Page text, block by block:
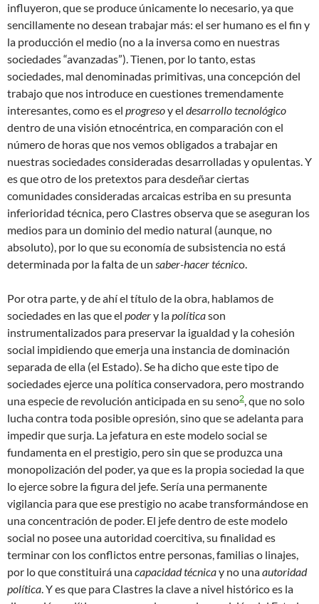
influyeron, que se produce únicamente lo necesario, ya que
sencillamente no desean trabajar más: el ser humano es el fin y
la producción el medio (no a la inversa como en nuestras
sociedades “avanzadas”). Tienen, por lo tanto, estas
sociedades, mal denominadas primitivas, una concepción del
trabajo que nos introduce en cuestiones tremendamente
interesantes, como es el progresoy el desarrollo tecnológico
dentro de una visión etnocéntrica, en comparación con el
número de horas que nos vemos obligados a trabajar en
nuestras sociedades consideradas desarrolladas y opulentas. Y
es que otro de los pretextos para desdeñar ciertas
comunidades consideradas arcaicas estriba en su presunta
inferioridad técnica, pero Clastres observa que se aseguran los
medios para un dominio del medio natural (aunque, no
absoluto), por lo que su economía de subsistencia no está
determinada por la falta de un saber-hacer técnico.
Por otra parte, y de ahí el título de la obra, hablamos de
sociedades en las que el podery lapolíticason
instrumentalizados para preservar la igualdad y la cohesión
social impidiendo que emerja una instancia de dominación
separada de ella (el Estado). Se ha dicho que este tipo de
sociedades ejerce una política conservadora, pero mostrando
una especie de revolución anticipada en su seno2, que no solo
lucha contra toda posible opresión, sino que se adelanta para
impedir que surja. La jefatura en este modelo social se
fundamenta en el prestigio, pero sin que se produzca una
monopolización del poder, ya que es la propia sociedad la que
lo ejerce sobre la figura del jefe. Sería una permanente
vigilancia para que ese prestigio no acabe transformándose en
una concentración de poder. El jefe dentro de este modelo
social no posee una autoridad coercitiva, su finalidad es
terminar con los conflictos entre personas, familias o linajes,
por lo que constituirá unacapacidad técnicay no unaautoridad
política. Y es que para Clastres la clave a nivel histórico es la